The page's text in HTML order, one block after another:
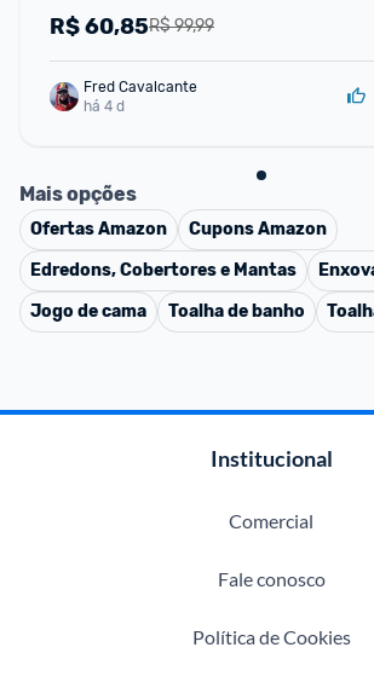
Antiácaro, Antialérgico
R$ 99,99
R$60,85
Fred Cavalcante
há 4 d
Mais opções
OfertasAmazon CuponsAmazon
Edredons, Cobertores e Mantas
Jogo de cama
Toalha de banho
Institucional
Comercial
Fale conosco
Política de Cookies